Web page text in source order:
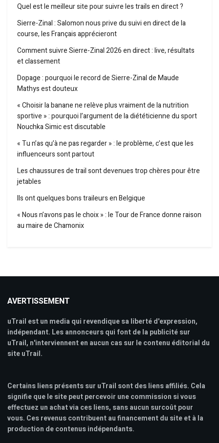
Quel est le meilleur site pour suivre les trails en direct ?
Sierre-Zinal : Salomon nous prive du suivi en direct de la
course, les Français apprécieront
Comment suivre Sierre-Zinal 2026 en direct : live, résultats
et classement
Dopage : pourquoi le record de Sierre-Zinal de Maude
Mathys est douteux
« Choisir la banane ne relève plus vraiment de la nutrition
sportive » : pourquoi l’argument de la diététicienne du sport
Nouchka Simic est discutable
« Tu n’as qu’à ne pas regarder » : le problème, c’est que les
influenceurs sont partout
Les chaussures de trail sont devenues trop chères pour être
jetables
Ils ont quelques bons traileurs en Belgique
« Nous n’avons pas le choix » : le Tour de France donne raison
au maire de Chamonix
AVERTISSEMENT
uTrail est un media qui revendique sa liberté d'expression,
indépendant. Les annonceurs qui font de la publicité sur
uTrail, n'interviennent en aucun cas sur le contenu éditorial du
site uTrail.
Certains liens présents sur uTrail sont des liens affiliés. Cela
signifie que le site peut percevoir une commission si vous
effectuez un achat via ces liens, sans aucun surcoût pour
vous. Ces revenus contribuent au financement du site et à la
production de contenus indépendants.